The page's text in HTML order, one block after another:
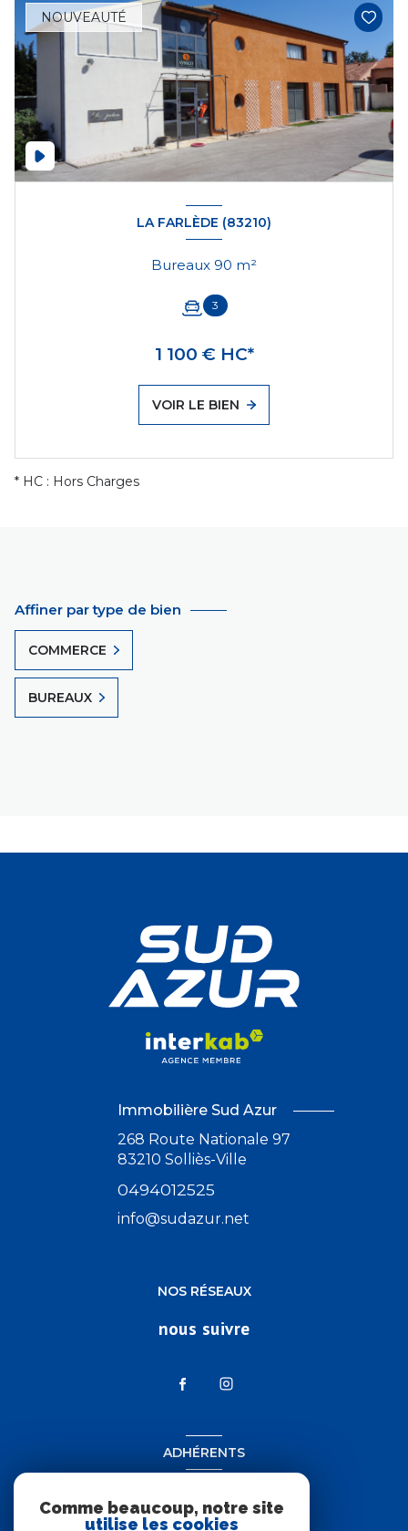
NOUVEAUTÉ
LA FARLÈDE (83210)
Bureaux 90 m²
3
1 100 € HC*
VOIR LE BIEN
* HC : Hors Charges
Affiner par type de bien
COMMERCE
BUREAUX
Immobilière Sud Azur
268 Route Nationale 97
83210 Solliès-Ville
0494012525
info@sudazur.net
NOS RÉSEAUX
nous suivre
ADHÉRENTS
Comme beaucoup, notre site
utilise les cookies